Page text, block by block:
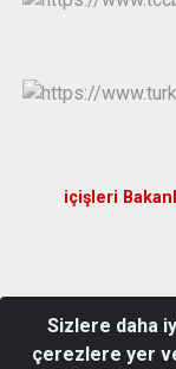
içişleri
Sizlere daha
çerezlere yer